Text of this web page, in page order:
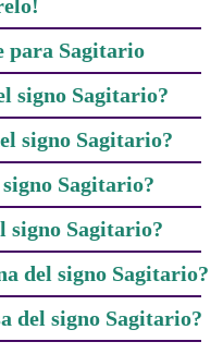
para Sagitario
signo Sagitario?
signo Sagitario?
Sagitario?
signo Sagitario?
del signo Sagitario?
del signo Sagitario?